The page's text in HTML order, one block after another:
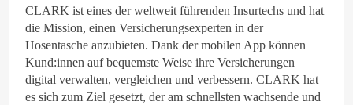
CLARK ist eines der weltweit führenden Insurtechs und hat
die Mission, einen Versicherungsexperten in der
Hosentasche anzubieten. Dank der mobilen App können
Kund:innen auf bequemste Weise ihre Versicherungen
digital verwalten, vergleichen und verbessern. CLARK hat
es sich zum Ziel gesetzt, der am schnellsten wachsende und